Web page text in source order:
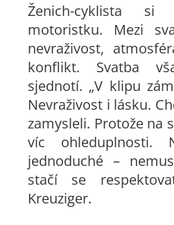
Ženich-cyklista si
motoristku. Mezi
nevraživost,
konflikt. Svatba
sjednotí. „V klipu
Nevraživost i lásku.
zamysleli. Protože na
víc ohleduplnosti.
jednoduché –
stačí se
Kreuziger.